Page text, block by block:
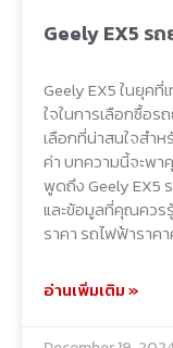
Geely EX5 ร
Geely EX5 ในยุค
ใจในการเลือกซื้อร
เลือกที่น่าสนใจสำ
ค่า บทความนี้จะพา
พูดถึง Geely EX5
และข้อมูลที่คุณควร
ราคา รถไฟฟ้าราค
อ่านเพิ่มเติม »